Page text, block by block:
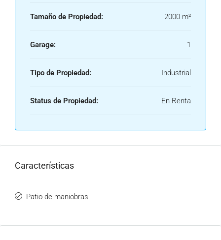
Tamaño de Propiedad: 2000 m²
Garage: 1
Tipo de Propiedad: Industrial
Status de Propiedad: En Renta
Características
Patio de maniobras